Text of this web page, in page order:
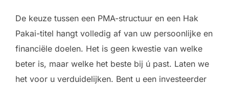
De keuze tussen een PMA-structuur en een Hak
Pakai-titel hangt volledig af van uw persoonlijke en
financiële doelen. Het is geen kwestie van welke
beter is, maar welke het beste bij ú past. Laten we
het voor u verduidelijken. Bent u een investeerder